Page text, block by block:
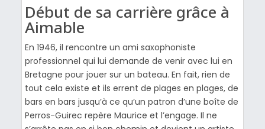
Début de sa carrière grâce à
Aimable
En 1946, il rencontre un ami saxophoniste
professionnel qui lui demande de venir avec lui en
Bretagne pour jouer sur un bateau. En fait, rien de
tout cela existe et ils errent de plages en plages, de
bars en bars jusqu’à ce qu’un patron d’une boîte de
Perros-Guirec repère Maurice et l’engage. Il ne